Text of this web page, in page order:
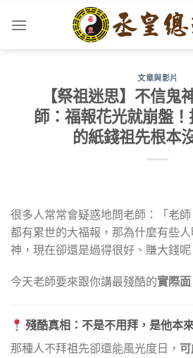
文章與影片
【祭祖迷思】不信鬼
師：福報花光就崩盤
的紙錢祖先根本
很多人常常會疑惑地問老師：「老
都有累世的大福報，那為什麼有些
神，現在卻還是過得很好、賺大錢呢
今天老師要來跟你講最殘酷的實際面
殘酷真相：不是不用拜，是他本
那種人不拜祖先卻還能風光度日，